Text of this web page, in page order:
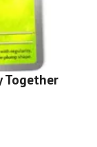
Together